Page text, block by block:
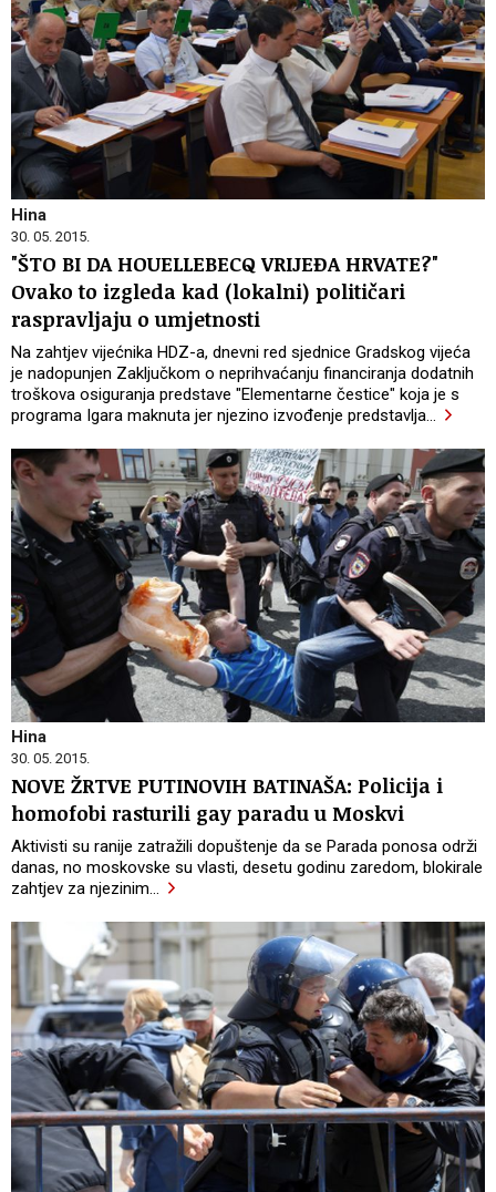
Hina
30. 05. 2015.
"ŠTO BI DA HOUELLEBECQ VRIJEĐA HRVATE?"
Ovako to izgleda kad (lokalni) političari
raspravljaju o umjetnosti
Na zahtjev vijećnika HDZ-a, dnevni red sjednice Gradskog vijeća
je nadopunjen Zaključkom o neprihvaćanju financiranja dodatnih
troškova osiguranja predstave "Elementarne čestice" koja je s
programa Igara maknuta jer njezino izvođenje predstavlja…
Hina
30. 05. 2015.
NOVE ŽRTVE PUTINOVIH BATINAŠA: Policija i
homofobi rasturili gay paradu u Moskvi
Aktivisti su ranije zatražili dopuštenje da se Parada ponosa održi
danas, no moskovske su vlasti, desetu godinu zaredom, blokirale
zahtjev za njezinim…